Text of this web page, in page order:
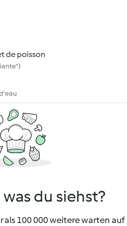
de poisson
du siehst?
als 100 000 weitere warten auf